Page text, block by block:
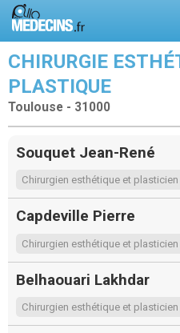
CHIRURGIE
PLASTIQUE
Toulouse - 31000
Souquet Jean-René
Chirurgien esthétique et plasticien
Capdeville Pierre
Chirurgien esthétique et plasticien
Belhaouari Lakhdar
Chirurgien esthétique et plasticien